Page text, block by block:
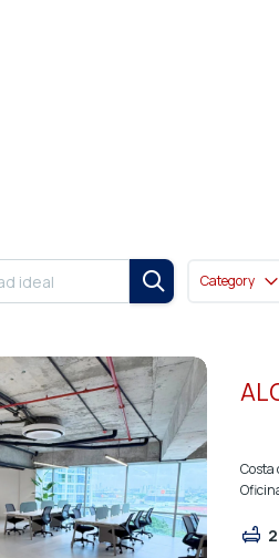
Category
Costa
2